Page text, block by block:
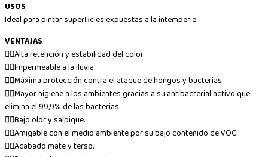
USOS
Ideal para pintar superficies expuestas a la intemperie.
VENTAJAS
👉🏼Alta retención y estabilidad del color
👉🏼Impermeable a la lluvia.
👉🏼Máxima protección contra el ataque de hongos y bacterias
👉🏼Mayor higiene a los ambientes gracias a su antibacterial activo que
elimina el 99,9% de las bacterias.
👉🏼Bajo olor y salpique.
👉🏼Amigable con el medio ambiente por su bajo contenido de VOC.
👉🏼Acabado mate y terso.